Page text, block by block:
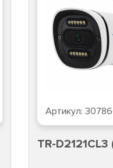
Артикул:
TR-D2121CL3